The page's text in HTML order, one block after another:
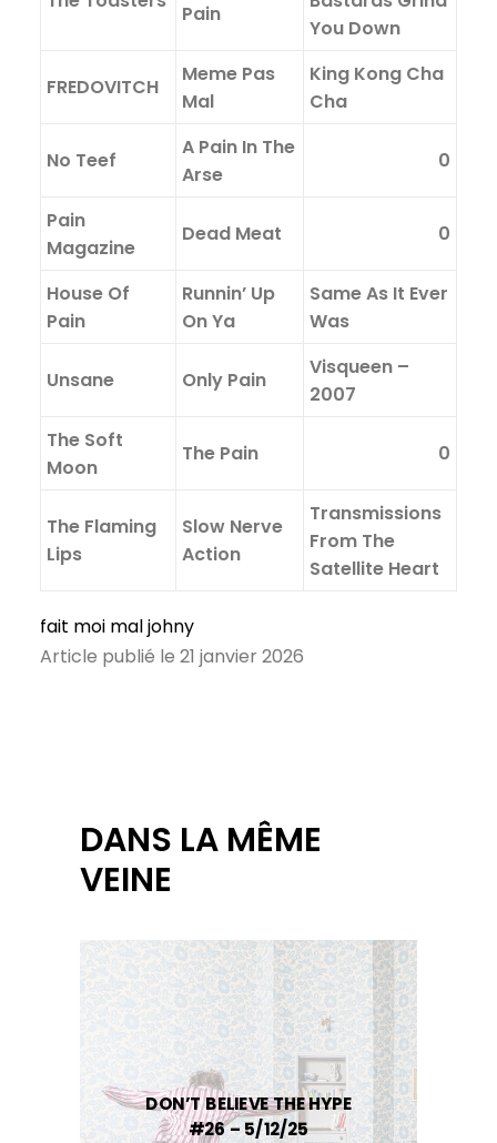
Pain
You Down
FREDOVITCH
Meme Pas
Mal
King Kong Cha
Cha
No Teef
A Pain In The
Arse
0
Pain
Magazine
Dead Meat 0
House Of
Pain
Runnin’ Up
On Ya
Same As It Ever
Was
Unsane Only Pain
Visqueen –
2007
The Soft
Moon
The Pain 0
The Flaming
Lips
Slow Nerve
Action
Transmissions
From The
Satellite Heart
fait moi mal johny
Article publié le 21 janvier 2026
DANS LA MÊME
VEINE
DON’T BELIEVE THE HYPE
#26 – 5/12/25